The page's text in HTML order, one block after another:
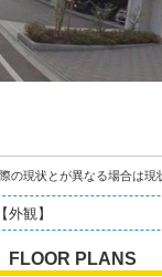
の現状とが異なる場合は現
【外観】
FLOOR PLANS